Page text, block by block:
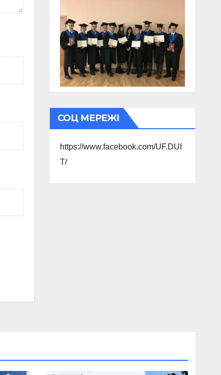
СОЦ МЕРЕЖІ
https://www.facebook.com/UF.DUI
T/